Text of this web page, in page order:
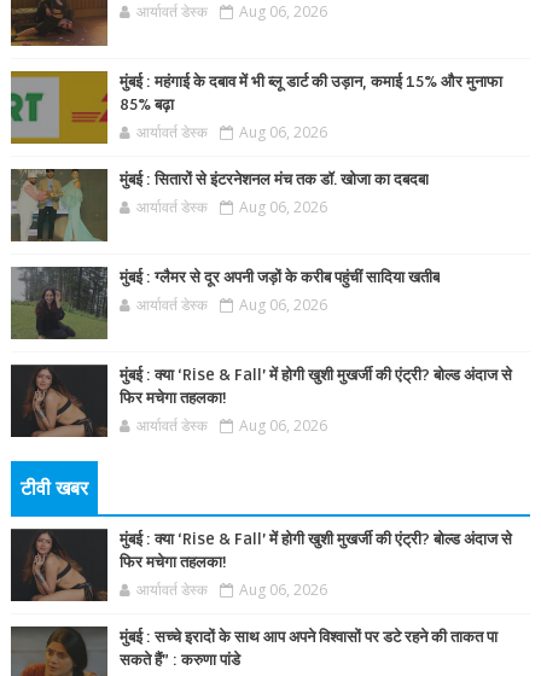
आर्यावर्त डेस्क Aug 06, 2026
मुंबई : महंगाई के दबाव में भी ब्लू डार्ट की उड़ान, कमाई 15% और मुनाफा
85% बढ़ा
आर्यावर्त डेस्क Aug 06, 2026
मुंबई : सितारों से इंटरनेशनल मंच तक डॉ. खोजा का दबदबा
आर्यावर्त डेस्क Aug 06, 2026
मुंबई : ग्लैमर से दूर अपनी जड़ों के करीब पहुंचीं सादिया खतीब
आर्यावर्त डेस्क Aug 06, 2026
मुंबई : क्या ‘Rise & Fall’ में होगी खुशी मुखर्जी की एंट्री? बोल्ड अंदाज से
फिर मचेगा तहलका!
आर्यावर्त डेस्क Aug 06, 2026
टीवी खबर
मुंबई : क्या ‘Rise & Fall’ में होगी खुशी मुखर्जी की एंट्री? बोल्ड अंदाज से
फिर मचेगा तहलका!
आर्यावर्त डेस्क Aug 06, 2026
मुंबई : सच्चे इरादों के साथ आप अपने विश्वासों पर डटे रहने की ताकत पा
सकते हैं” : करुणा पांडे